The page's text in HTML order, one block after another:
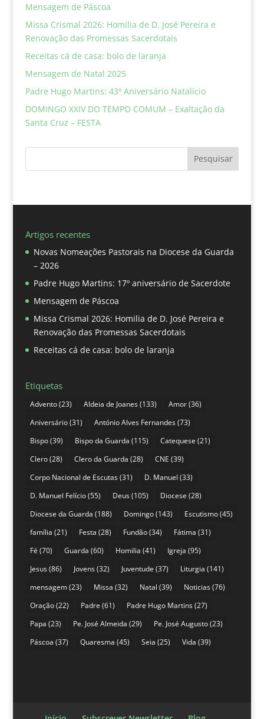
Mensagem de Páscoa
Missa Crismal 2026: Homilia de D. José Pereira e
Renovação das Promessas Sacerdotais
Receitas cá de casa: bolo de laranja
Mensagem de Natal 2025
Padre Hugo Martins: 43º Aniversário Natalício
DOMINGO XXIV DO TEMPO COMUM – Exaltação da
Santa Cruz – FESTA
Pesquisar
Artigos recentes
Novas Nomeações Pastorais na Diocese da Guarda
– 2026
Padre Hugo Martins: 17º aniversário de Sacerdote
Mensagem de Páscoa
Missa Crismal 2026: Homilia de D. José Pereira e
Renovação das Promessas Sacerdotais
Receitas cá de casa: bolo de laranja
Etiquetas
Advento(23) Aldeia de Joanes(133) Amor(36)
Aniversário(31) António Alves Fernandes(73)
Bispo(39) Bispo da Guarda (115) Catequese (21)
Clero(28) Clero da Guarda (28) CNE (39)
Corpo Nacional de Escutas(31) D. Manuel (33)
D. Manuel Felício(55) Deus(105) Diocese (28)
Diocese da Guarda (188) Domingo(143) Escutismo(45)
família (21) Festa (28) Fundão(34) Fátima (31)
Fé (70) Guarda (60) Homilia (41) Igreja (95)
Jesus(86) Jovens(32) Juventude (37) Liturgia (141)
mensagem(23) Missa (32) Natal (39) Noticias(76)
Oração(22) Padre (61) Padre Hugo Martins(27)
Papa (23) Pe. José Almeida (29) Pe. José Augusto(23)
Páscoa (37) Quaresma (45) Seia (25) Vida (39)